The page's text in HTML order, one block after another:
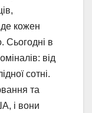
де кожен
Сьогодні в
від
сотні.
та
і вони